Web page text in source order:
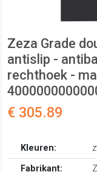
Zeza Grade
antislip -
rechthoek -
€ 305.89
Kleuren:
Fabrikant: